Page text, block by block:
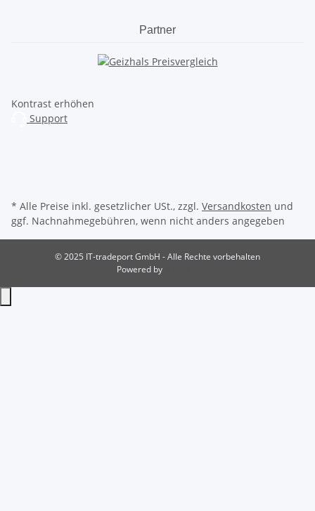
Partner
Kontrast erhöhen
Support
* Alle Preise inkl. gesetzlicher USt., zzgl. Versandkosten und
ggf. Nachnahmegebühren, wenn nicht anders angegeben
© 2025 IT-tradeport GmbH - Alle Rechte vorbehalten
Powered by